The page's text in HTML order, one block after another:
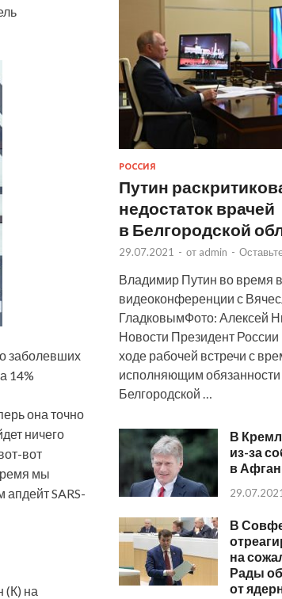
заболевших
14%
она точно
ничего
вот
мы
SARS-
(К) на
РОССИЯ
Путин
недостаток врачей
в Белгородской
29.07.2021 - от admin -
Владимир Путин во время
видеоконференции с
ГладковымФото: Алексей
Новости Президент
ходе рабочей встречи с
исполняющим обязанности
Белгородской …
В
из-за
в
В
на
Рады об
от